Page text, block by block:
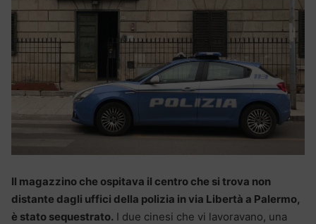
Il magazzino che ospitava il centro che si trova non
distante dagli uffici della polizia in via Libertà a Palermo,
è stato sequestrato. I due cinesi che vi lavoravano, una